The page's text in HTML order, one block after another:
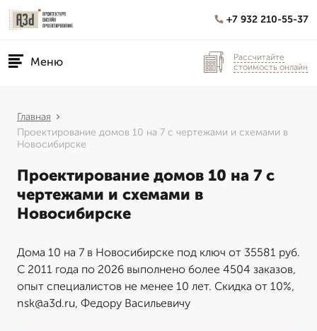
+7 932 210-55-37
Меню
Рассчитайте
стоимость онлайн
Главная
Проектирование домов 10 на 7 с чертежами и схемами в
Новосибирске
Проектирование домов 10 на 7 с
чертежами и схемами в
Новосибирске
Дома 10 на 7 в Новосибирске под ключ от 35581 руб.
С 2011 года по 2026 выполнено более 4504 заказов,
опыт специалистов не менее 10 лет. Скидка от 10%,
nsk@a3d.ru, Федору Васильевичу